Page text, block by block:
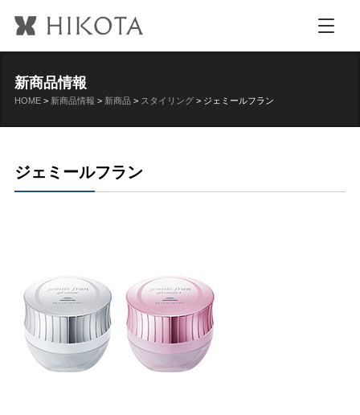
新商品情報
HOME> 新商品情報 > 新商品> スタイリング> ジェミールフラン
ジェミールフラン